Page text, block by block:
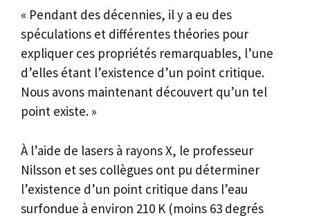
« Pendant des décennies, il y a eu des
spéculations et différentes théories pour
expliquer ces propriétés remarquables, l’une
d’elles étant l’existence d’un point critique.
Nous avons maintenant découvert qu’un tel
point existe. »
À l’aide de lasers à rayons X, le professeur
Nilsson et ses collègues ont pu déterminer
l’existence d’un point critique dans l’eau
surfondue à environ 210 K (moins 63 degrés